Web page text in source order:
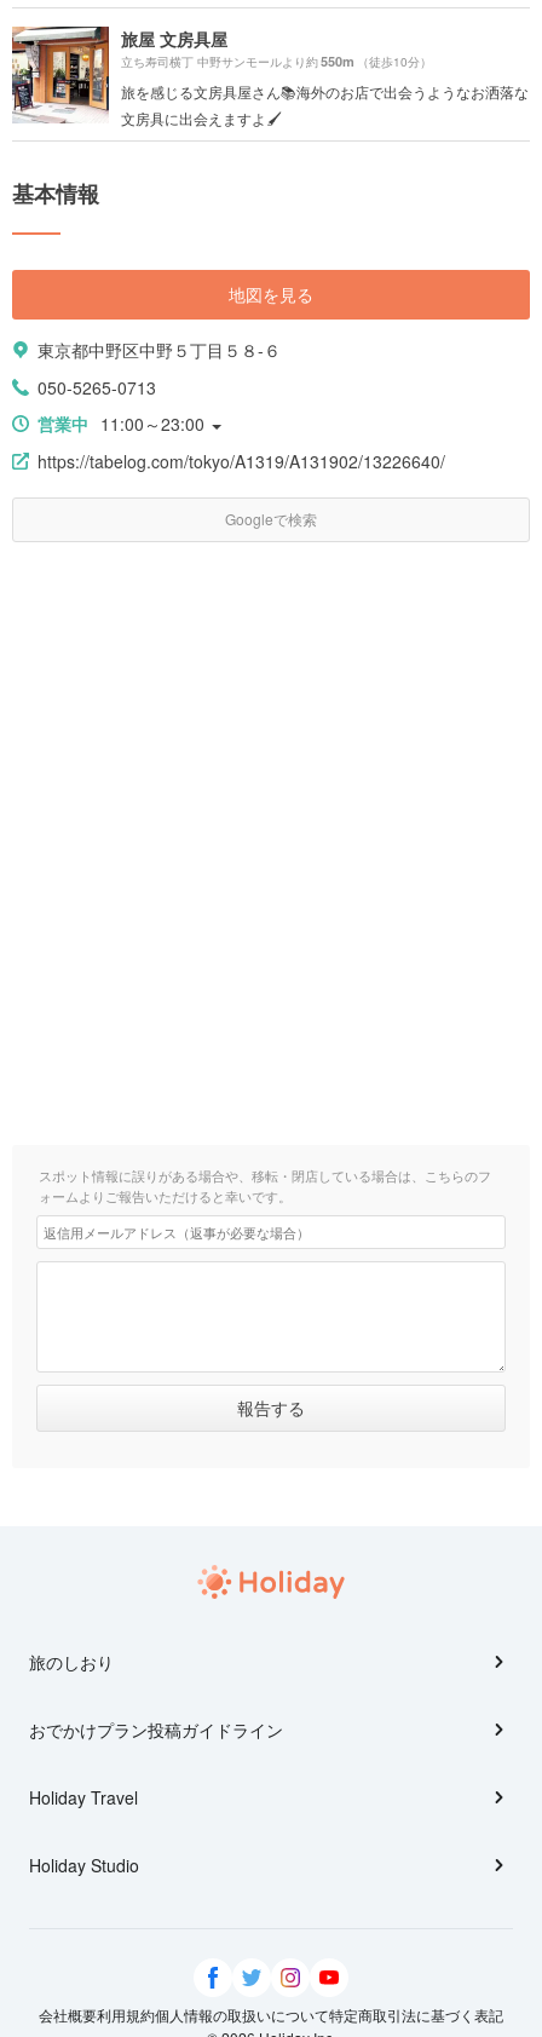
旅屋 文房具屋
立ち寿司横丁 中野サンモールより約550m （徒歩10分）
旅を感じる文房具屋さん📚海外のお店で出会うようなお洒落な
文房具に出会えますよ🖌
基本情報
地図を見る
東京都中野区中野５丁目５８-６
050-5265-0713
営業中 11:00～23:00
https://tabelog.com/tokyo/A1319/A131902/13226640/
Googleで検索
スポット情報に誤りがある場合や、移転・閉店している場合は、こちらのフ
ォームよりご報告いただけると幸いです。
旅のしおり
おでかけプラン投稿ガイドライン
Holiday Travel
Holiday Studio
会社概要利用規約個人情報の取扱いについて特定商取引法に基づく表記